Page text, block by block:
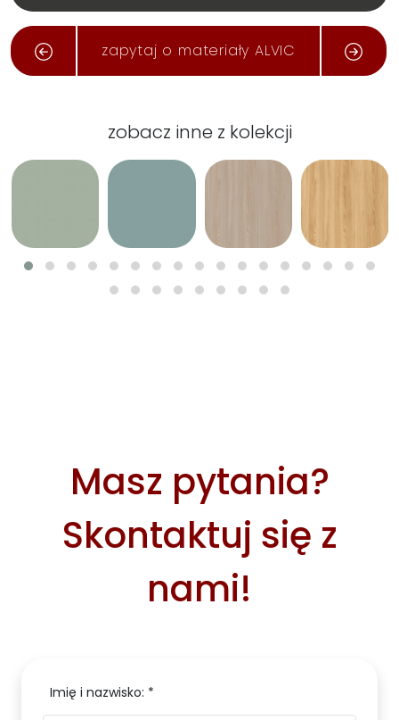
zapytaj o materiały ALVIC
zobacz inne z kolekcji
Masz pytania?
Skontaktuj się z
nami!
Imię i nazwisko: *